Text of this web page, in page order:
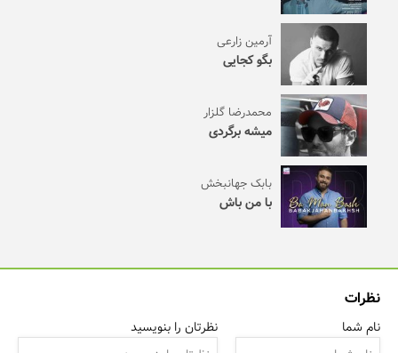
آرمین زارعی
بگو کجایی
محمدرضا گلزار
میشه برگردی
بابک جهانبخش
با من باش
نظرات
نام شما نظرتان را بنویسید